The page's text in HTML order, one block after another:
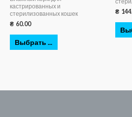
кастрированных и
стерилизованных кошек
₴ 60.00
Выбрать ...
₴